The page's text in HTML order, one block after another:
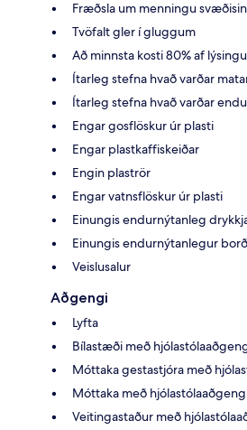
Fræðsla um menningu
Tvöfalt gler í gluggum
Að minnsta kosti 80% af
Ítarleg stefna hvað varðar
Ítarleg stefna hvað varðar
Engar gosflöskur úr plasti
Engar plastkaffiskeiðar
Engin plaströr
Engar vatnsflöskur úr plasti
Einungis endurnýtanleg
Einungis endurnýtanlegur
Veislusalur
Aðgengi
Lyfta
Bílastæði með
Móttaka gestastjóra með
Móttaka með
Veitingastaður með